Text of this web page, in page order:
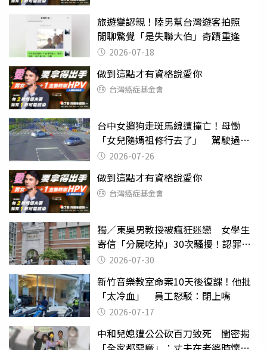
旅遊變認親！陸男幫台灣遊客拍照
閒聊驚覺「是失聯大伯」奇蹟重逢
2026-07-18
做到這點才有資格說愛你
台灣癌症基金會
台中女遛狗走斑馬線遭撞亡！母慟
「女兒隨媽祖修行去了」 駕駛過失
致死判9月
2026-07-26
做到這點才有資格說愛你
台灣癌症基金會
獨／東吳男教授被瘋狂迷戀 女學生
寄信「分屍吃掉」30次騷擾！認罪免
關 2026-07-30
新竹音樂教室命案10天後復課！他批
「太冷血」 員工怒駁：閉上嘴
2026-07-17
中和兒媳遭公公砍百刀致死 閨密揭